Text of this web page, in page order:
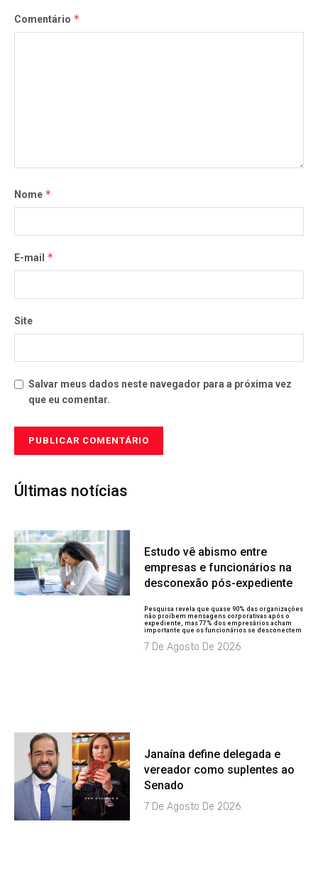
Comentário *
Nome *
E-mail *
Site
Salvar meus dados neste navegador para a próxima vez
que eu comentar.
Últimas notícias
Estudo vê abismo entre
empresas e funcionários na
desconexão pós-expediente
Pesquisa revela que quase 90% das organizações
não proíbem mensagens corporativas após o
expediente, mas 77% dos empresários acham
importante que os funcionários se desconectem
7 De Agosto De 2026
Janaína define delegada e
vereador como suplentes ao
Senado
7 De Agosto De 2026